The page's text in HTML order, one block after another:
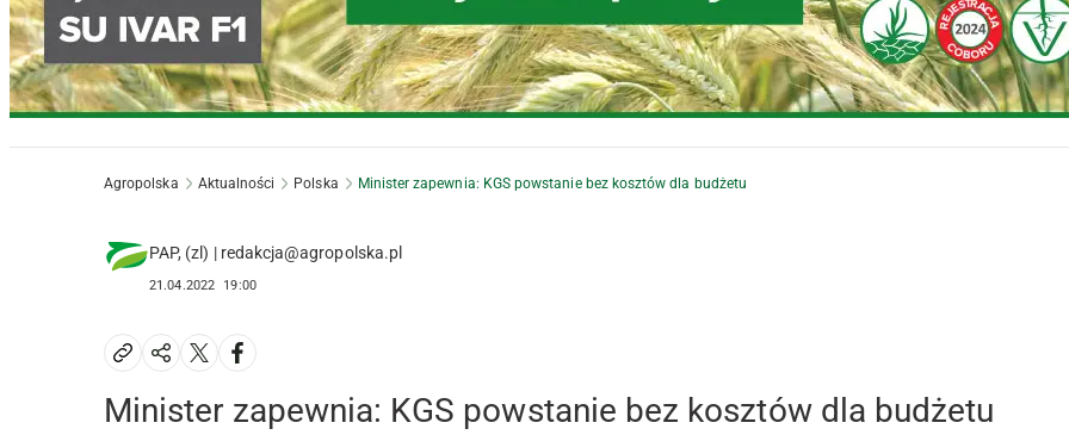
Agropolska Aktualności Polska Minister zapewnia: KGS powstanie bez kosztów dla budżetu
PAP, (zl) | redakcja@agropolska.pl
21.04.2022 19:00
Minister zapewnia: KGS powstanie bez kosztów dla budżetu